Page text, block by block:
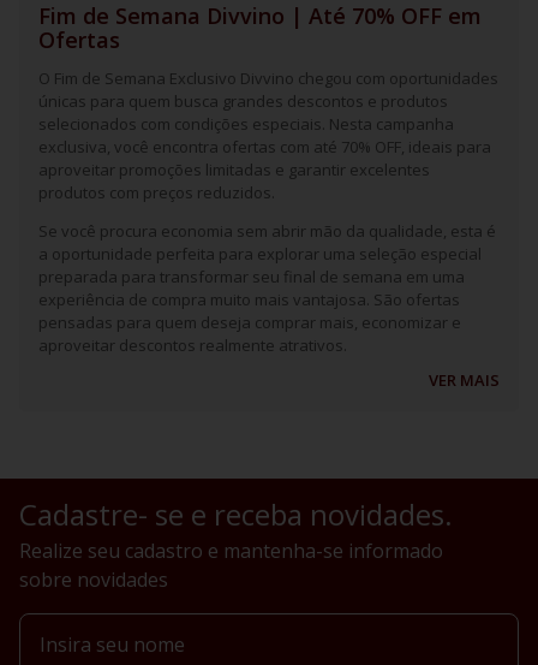
Fim de Semana Divvino | Até 70% OFF em
Ofertas
O Fim de Semana Exclusivo Divvino chegou com oportunidades
únicas para quem busca grandes descontos e produtos
selecionados com condições especiais. Nesta campanha
exclusiva, você encontra ofertas com até 70% OFF, ideais para
aproveitar promoções limitadas e garantir excelentes
produtos com preços reduzidos.
Se você procura economia sem abrir mão da qualidade, esta é
a oportunidade perfeita para explorar uma seleção especial
preparada para transformar seu final de semana em uma
experiência de compra muito mais vantajosa. São ofertas
pensadas para quem deseja comprar mais, economizar e
aproveitar descontos realmente atrativos.
VER MAIS
Cadastre- se e receba novidades.
Realize seu cadastro e mantenha-se informado
sobre novidades